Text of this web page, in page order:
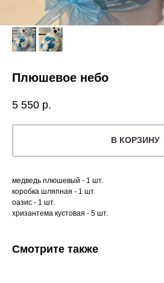
Плюшевое небо
5 550 р.
В КОРЗИНУ
медведь плюшевый - 1 шт.
коробка шляпная - 1 шт.
оазис - 1 шт.
хризантема кустовая - 5 шт.
Смотрите также